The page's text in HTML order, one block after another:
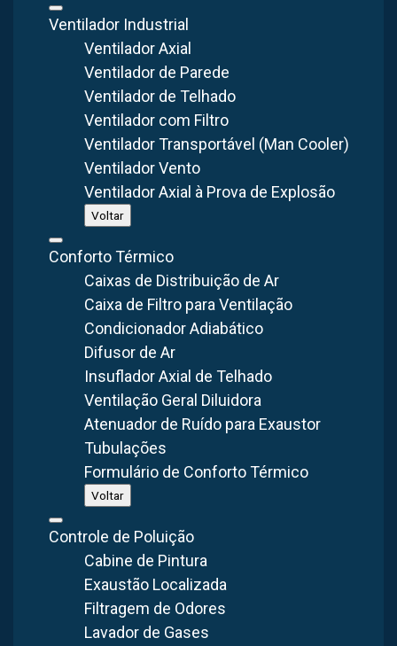
Ventilador Industrial
Ventilador Axial
Ventilador de Parede
Ventilador de Telhado
Ventilador com Filtro
Ventilador Transportável (Man Cooler)
Ventilador Vento
Ventilador Axial à Prova de Explosão
Voltar
Conforto Térmico
Caixas de Distribuição de Ar
Caixa de Filtro para Ventilação
Condicionador Adiabático
Difusor de Ar
Insuflador Axial de Telhado
Ventilação Geral Diluidora
Atenuador de Ruído para Exaustor
Tubulações
Formulário de Conforto Térmico
Voltar
Controle de Poluição
Cabine de Pintura
Exaustão Localizada
Filtragem de Odores
Lavador de Gases
CATEGORIA
Insuflador de ar
DATA
15 set 2025
Insuflador e exaustor
fundamentais em sistemas de
Afinal, com funções distintas, eles contribuem para a
renovação do ar, controle de temperatura e remoção de
contaminantes.
No entanto, muitas pessoas ainda têm dúvidas sobre a
diferença entre insuflador e exaustor, especialmente
quando se trata de escolher o equipamento ideal para cada
ambiente industrial.
esses dois componentes e como funcionam na prática.